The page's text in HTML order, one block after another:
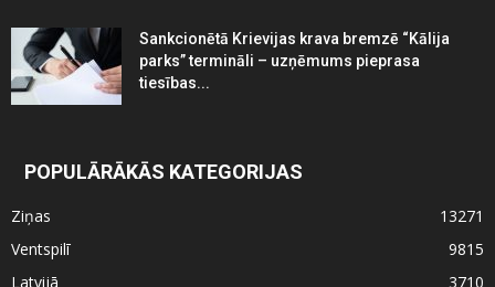
Sankcionētā Krievijas krava bremzē “Kālija
parks” termināli – uzņēmums pieprasa
tiesības...
POPULĀRĀKĀS KATEGORIJAS
Ziņas
13271
Ventspilī
9815
Latvijā
3710